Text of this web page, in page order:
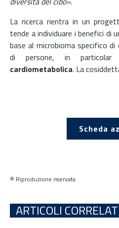
La ricerca rientra in un
tende a individuare i benefici di
base al microbioma specifico
di persone, in
cardiometabolica. La
Scheda
© Riproduzione riservata
ARTICOLI